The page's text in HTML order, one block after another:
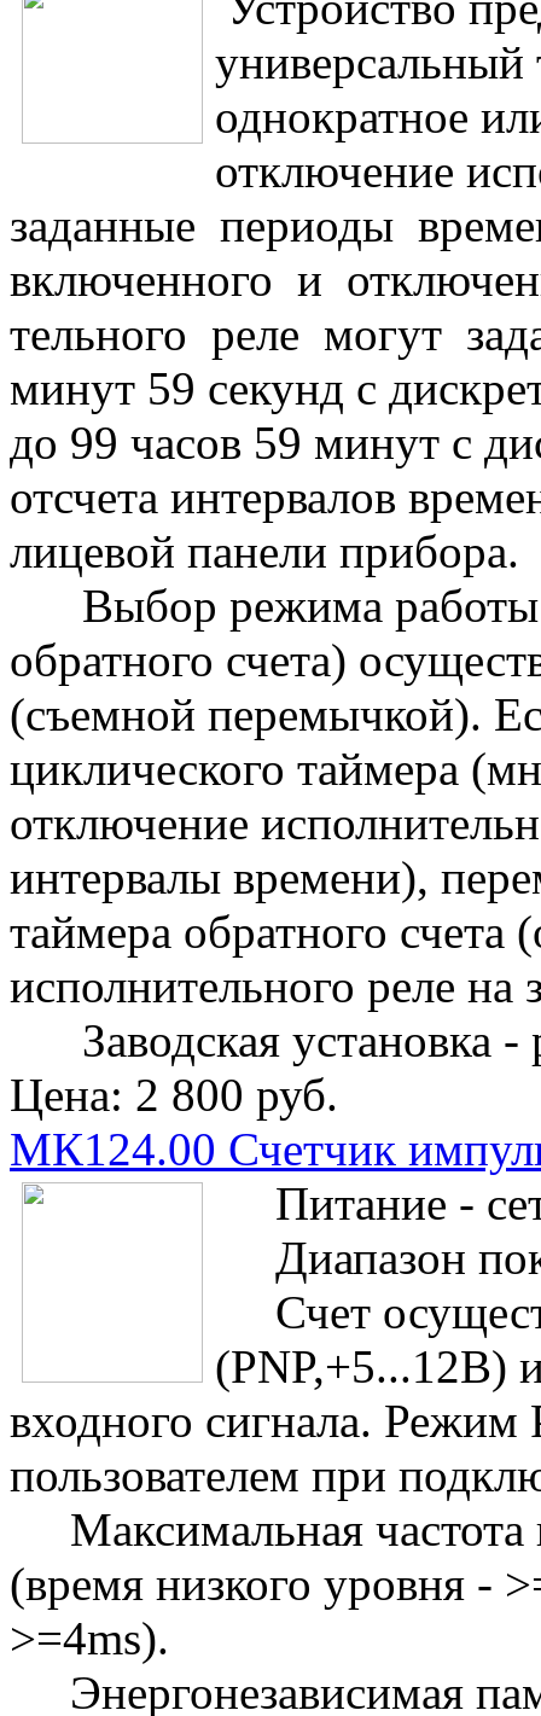
однократное
отключение
заданные периоды
включенного и
тельного реле могут
минут 59 секунд с
до 99 часов 59 минут с
отсчета интервалов
лицевой панели
Выбор режима работы
обратного счета)
(съемной перемычкой).
циклического таймера
отключение
интервалы времени),
таймера обратного счета
исполнительного реле на
Заводская установка -
Цена: 2 800 руб.
МК124.00 Счетчик
Питание -
Диапазон
Счет
(PNP,+5...12В)
входного сигнала. Режим
пользователем при
Максимальная частота
(время низкого уровня -
>=4ms).
Энергонезависимая